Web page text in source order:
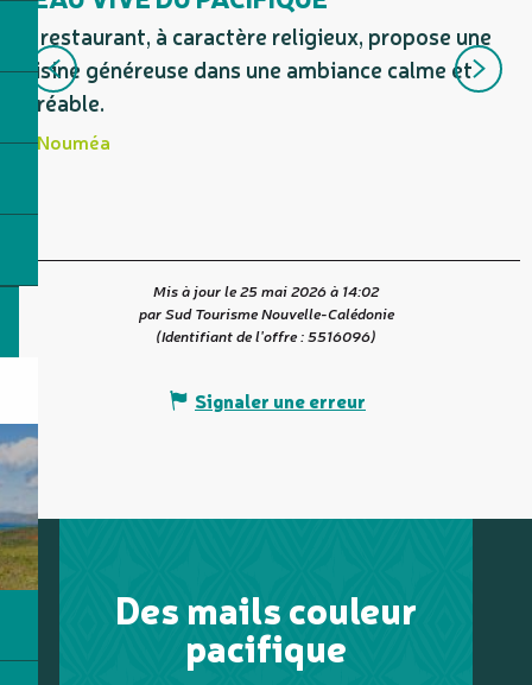
Le restaurant, à caractère religieux, propose une
cuisine généreuse dans une ambiance calme et
agréable.
Nouméa
Mis à jour le 25 mai 2026 à 14:02
par Sud Tourisme Nouvelle-Calédonie
(Identifiant de l'offre :5516096)
Signaler une erreur
Des mails couleur
pacifique